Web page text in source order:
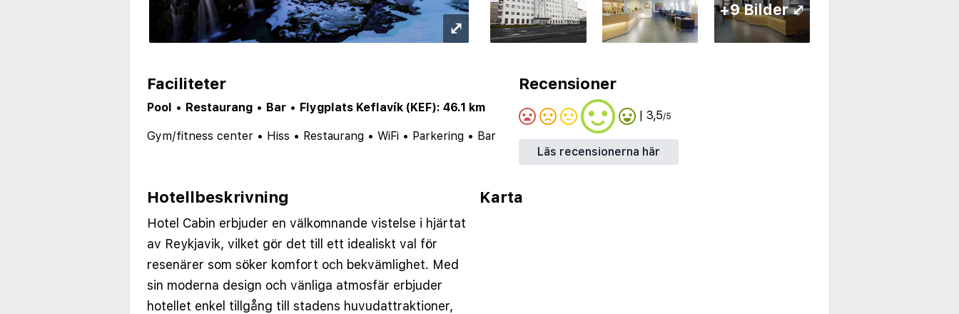
⤢
+9 Bilder ⤢
Faciliteter
Pool • Restaurang • Bar • Flygplats Keflavík (KEF): 46.1 km
Gym/fitness center • Hiss • Restaurang • WiFi • Parkering • Bar
Recensioner
| 3,5/5
Läs recensionerna här
Hotellbeskrivning
Hotel Cabin erbjuder en välkomnande vistelse i hjärtat
av Reykjavik, vilket gör det till ett idealiskt val för
resenärer som söker komfort och bekvämlighet. Med
sin moderna design och vänliga atmosfär erbjuder
hotellet enkel tillgång till stadens huvudattraktioner,
Karta